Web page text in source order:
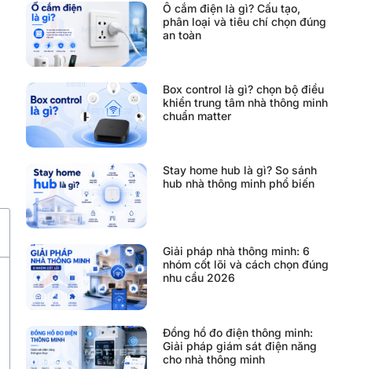
Ổ cắm điện là gì? Cấu tạo,
phân loại và tiêu chí chọn đúng
an toàn
Box control là gì? chọn bộ điều
khiển trung tâm nhà thông minh
chuẩn matter
Stay home hub là gì? So sánh
hub nhà thông minh phổ biến
Giải pháp nhà thông minh: 6
nhóm cốt lõi và cách chọn đúng
nhu cầu 2026
Đồng hồ đo điện thông minh:
Giải pháp giám sát điện năng
cho nhà thông minh